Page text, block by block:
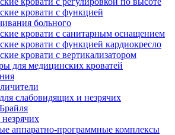
кровати с функцией
больного
кровати с санитарным оснащением
кровати с функцией кардиокресло
кровати с вертикализатором
для медицинских кроватей
слабовидящих и незрячих
аппаратно-программные комплексы